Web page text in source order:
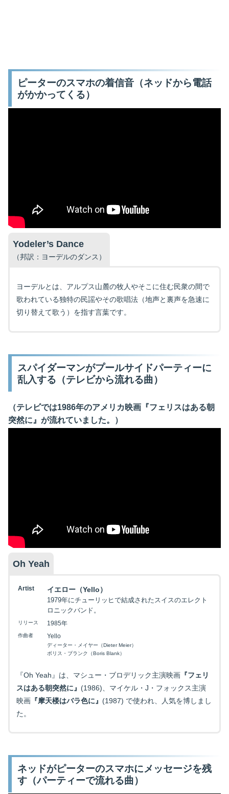
ピーターのスマホの着信音（ネッドから電話
がかかってくる）
Yodeler’s Dance
（邦訳：ヨーデルのダンス）
ヨーデルとは、アルプス山麓の牧人やそこに住む民衆の間で
歌われている独特の民謡やその歌唱法（地声と裏声を急速に
切り替えて歌う）を指す言葉です。
スパイダーマンがプールサイドパーティーに
乱入する（テレビから流れる曲）
（テレビでは1986年のアメリカ映画『フェリスはある朝
突然に』が流れていました。）
Oh Yeah
Artist イエロー（Yello）
1979年にチューリッヒで結成されたスイスのエレクト
ロニックバンド。
リリース 1985年
作曲者 Yello
ディーター・メイヤー（Dieter Meier）
ボリス・ブランク（Boris Blank）
『Oh Yeah』は、マシュー・ブロデリック主演映画『フェリ
スはある朝突然に』 (1986)、マイケル・J・フォックス主演
映画『摩天楼はバラ色に』 (1987) で使われ、人気を博しまし
た。
ネッドがピーターのスマホにメッセージを残
す（パーティーで流れる曲）